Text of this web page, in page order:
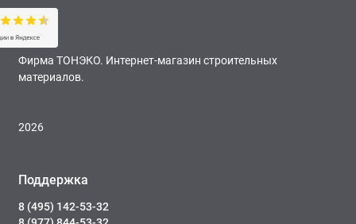
5350 - 5610 мм; 5700 - 5960 мм; 6050 - 6310 мм; 6400 - 6500 мм.
Шаг изготовления - 10мм.
Фирма ТОНЭКО. Интернет-магазин строительных
материалов.
2026
Поддержка
8 (495) 142-53-32